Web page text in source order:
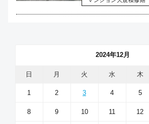
2024年12月
日 月 火 水 木
1 2 3 4 5
8 9 10 11 12